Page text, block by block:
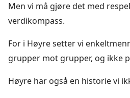
Men vi må gjøre det med
verdikompass.
For i Høyre setter vi
grupper mot grupper, og ikke
Høyre har også en historie vi